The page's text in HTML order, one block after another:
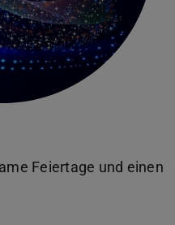
Feiertage und einen